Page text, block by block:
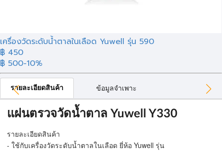
เครื่องวัดระดับนํ้าตาลในเลือด Yuwell รุ่น 590
฿ 450
฿ 500-10%
รายละเอียดสินค้า ข้อมูลจำเพาะ
แผ่นตรวจวัดนํ้าตาล Yuwell Y330
รายละเอียดสินค้า
- ใช้กับเครื่องวัดระดับนํ้าตาลในเลือด ยี่ห้อ Yuwell รุ่น